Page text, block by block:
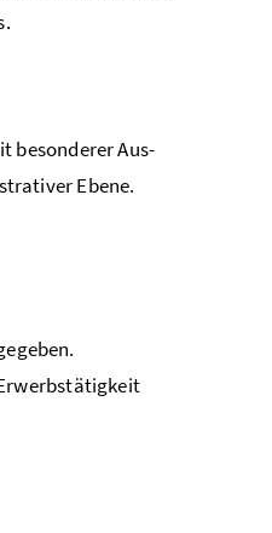
besonderer Aus­
Ebene.